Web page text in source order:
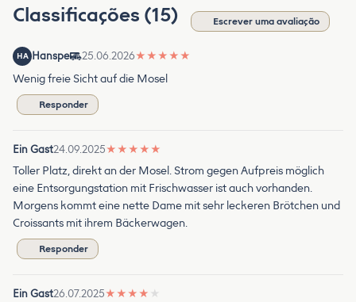
Classificações (15) Escrever uma avaliação
HA Hanspe 25.06.2026★ ★ ★ ★ ★
Wenig freie Sicht auf die Mosel
Responder
Ein Gast24.09.2025★ ★ ★ ★ ★
Toller Platz, direkt an der Mosel. Strom gegen Aufpreis möglich
eine Entsorgungstation mit Frischwasser ist auch vorhanden.
Morgens kommt eine nette Dame mit sehr leckeren Brötchen und
Croissants mit ihrem Bäckerwagen.
Responder
Ein Gast26.07.2025★ ★ ★ ★ ★